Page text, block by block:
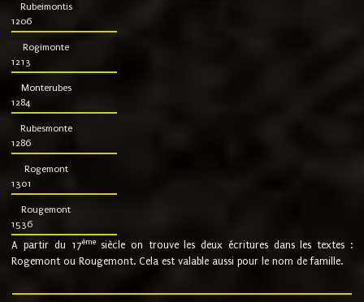
Rubeimontis
1206
Rogimonte
1213
Monterubes
1284
Rubesmonte
1286
Rogemont
1301
Rougemont
1536
A partir du 17ème siècle on trouve les deux écritures dans les textes :
Rogemont ou Rougemont. Cela est valable aussi pour le nom de famille.